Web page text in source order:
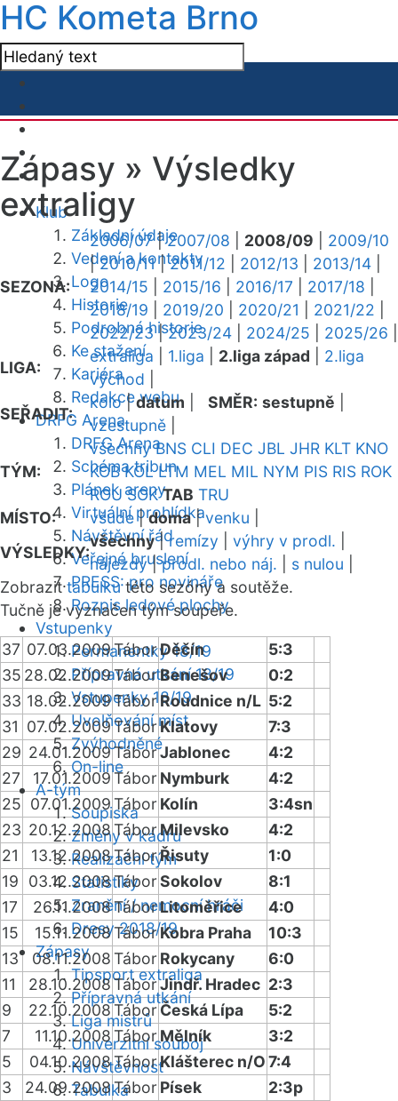
HC Kometa Brno
Klub
Základní údaje
Vedení a kontakty
Logo
Historie
Podrobná historie
Ke stažení
Kariéra
Redakce webu
DRFG Arena
DRFG Arena
Schéma tribun
Plánek areny
Virtuální prohlídka
Návštěvní řád
Veřejné bruslení
PRESS: pro novináře
Rozpis ledové plochy
Vstupenky
Permanentky 18/19
Přípravná utkání 18/19
Vstupenky 18/19
Uvolňování míst
Zvýhodněné
On-line
A-tým
Soupiska
Změny v kádru
Realizační tým
Statistiky
Zranění / nemocní hráči
Dresy 2018/19
Zápasy
Tipsport extraliga
Přípravná utkání
Liga mistrů
Univerzitní souboj
Návštěvnost
Tabulka
Zápasy » Výsledky
extraligy
SEZONA:
2006/07|2007/08 2008/09
2009/10
|2010/11|2011/12 2012/13 2013/14
2014/15
2015/16 2016/17 2017/18
2018/19
2019/20 2020/21 2021/22
2022/23|2023/24 2024/25 2025/26
LIGA:
extraliga 1.liga 2.liga západ
2.liga
východ
SEŘADIT:
kolo|datum SMĚR: sestupně
vzestupně
TÝM:
všechny BNS CLI DEC JBL JHR KLT KNO
KOB KOL LTM MEL MIL NYM PIS RIS ROK
ROU SOK TAB TRU
MÍSTO:
všude|doma|venku
VÝSLEDKY:
všechny|remízy výhry v prodl.
nájezdy|prodl. nebo náj. s nulou
Zobrazittabulkutéto sezóny a soutěže.
Tučně je vyznačen tým soupeře.
37 07.03.2009TáborDěčín
5:3
35 28.02.2009TáborBenešov
0:2
33 18.02.2009TáborRoudnice n/L 5:2
31 07.02.2009TáborKlatovy
7:3
29 24.01.2009TáborJablonec
4:2
27
17.01.2009Tábor Nymburk
4:2
25 07.01.2009Tábor Kolín
3:4sn
23 20.12.2008TáborMilevsko
4:2
21
13.12.2008TáborŘisuty
1:0
19
03.12.2008TáborSokolov
8:1
17
26.11.2008TáborLitoměřice
4:0
15
15.11.2008TáborKobra Praha
10:3
13
08.11.2008Tábor Rokycany
6:0
11
28.10.2008TáborJindř. Hradec 2:3
9
22.10.2008Tábor Česká Lípa
5:2
7
11.10.2008Tábor Mělník
3:2
5
04.10.2008TáborKlášterec n/O7:4
3
24.09.2008Tábor Písek
2:3p